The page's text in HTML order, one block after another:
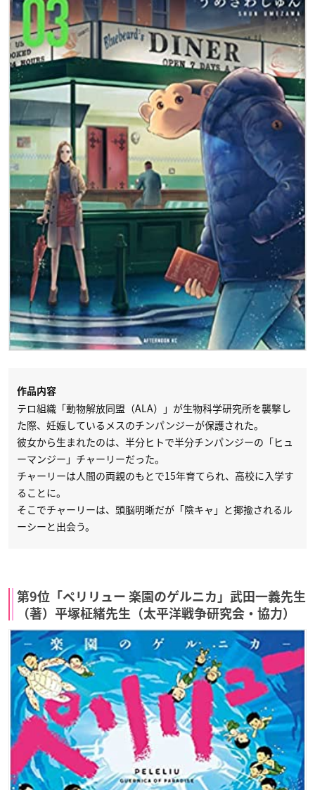
作品内容
テロ組織「動物解放同盟（ALA）」が生物科学研究所を襲撃し
た際、妊娠しているメスのチンパンジーが保護された。
彼女から生まれたのは、半分ヒトで半分チンパンジーの「ヒュ
ーマンジー」チャーリーだった。
チャーリーは人間の両親のもとで15年育てられ、高校に入学す
ることに。
そこでチャーリーは、頭脳明晰だが「陰キャ」と揶揄されるル
ーシーと出会う。
第9位「ペリリュー 楽園のゲルニカ」武田一義先生
（著）平塚柾緒先生（太平洋戦争研究会・協力）